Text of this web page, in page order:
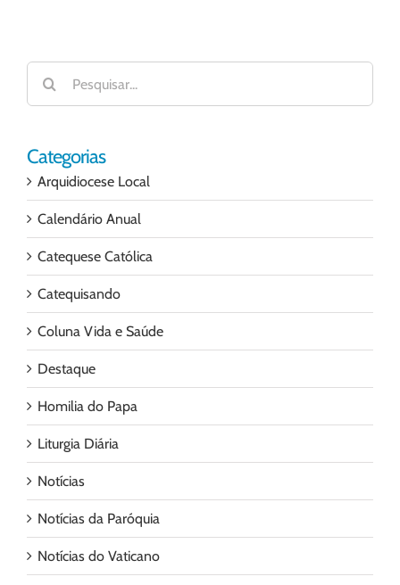
Buscar
resultados
para:
Categorias
Arquidiocese Local
Calendário Anual
Catequese Católica
Catequisando
Coluna Vida e Saúde
Destaque
Homilia do Papa
Liturgia Diária
Notícias
Notícias da Paróquia
Notícias do Vaticano